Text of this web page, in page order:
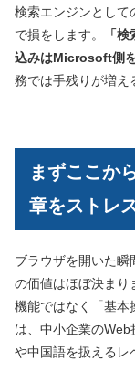
検索エンジンとして
で損をします。
「
込みはMicrosoft側
務では手残りが増え
まずここか
章をストレ
ブラウザを開いた
の価値はほぼ決まり
機能ではなく「基本
は、中小企業の
や中国語を扱えるレ